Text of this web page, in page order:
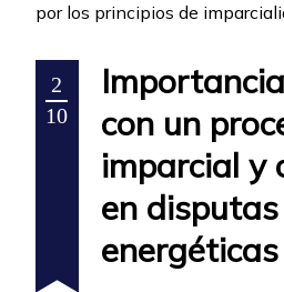
por los principios de
2
10
con un
imparcial y
en disputas
energéticas